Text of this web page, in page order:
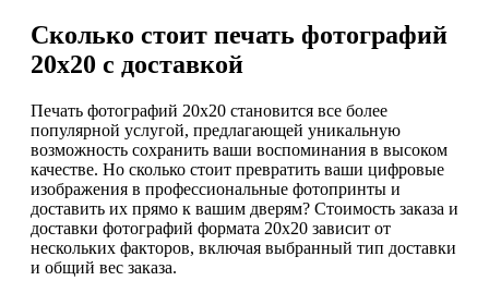
Сколько стоит печать фотографий
20х20 с доставкой
Печать фотографий 20х20 становится все более
популярной услугой, предлагающей уникальную
возможность сохранить ваши воспоминания в высоком
качестве. Но сколько стоит превратить ваши цифровые
изображения в профессиональные фотопринты и
доставить их прямо к вашим дверям? Стоимость заказа и
доставки фотографий формата 20х20 зависит от
нескольких факторов, включая выбранный тип доставки
и общий вес заказа.